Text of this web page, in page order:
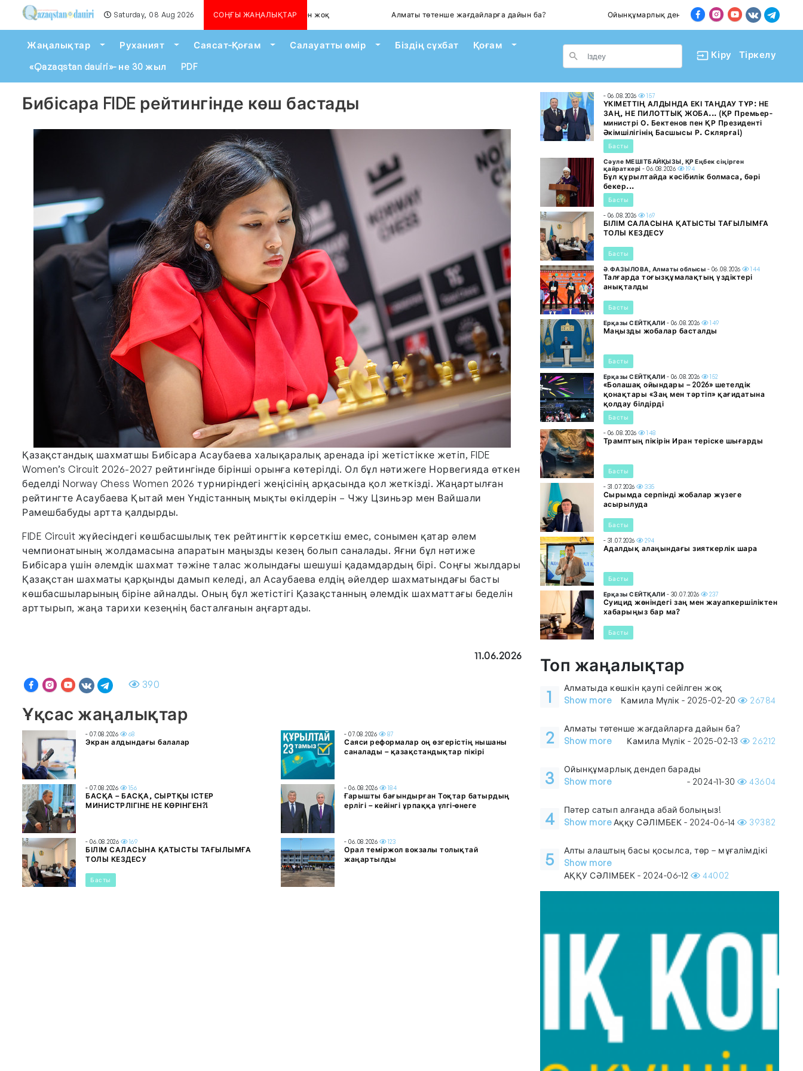
Saturday, 08 Aug 2026 СОҢҒЫ ЖАҢАЛЫҚТАР
Алматыда көшкін қаупі сейілген жоқ Алматы төтенше жағдайларға дайын ба? Ойынқұмарлық дендеп барады Пәтер
Жаңалықтар Toggle Dropdown
Руханият Toggle Dropdown
Саясат-Қоғам Toggle Dropdown
Салауатты өмір Toggle Dropdown
Біздің сұхбат Қоғам
Toggle Dropdown
«Qazaqstan dauiri»- не 30 жыл
PDF
Кіру Тіркелу
Бибісара FIDE рейтингінде көш бастады
Қазақстандық шахматшы Бибісара Асаубаева халықаралық аренада ірі жетістікке жетіп, FIDE
Women’s Circuit 2026-2027 рейтингінде бірінші орынға көтерілді. Ол бұл нәтижеге Норвегияда өткен
беделді Norway Chess Women 2026 турниріндегі жеңісінің арқасында қол жеткізді. Жаңартылған
рейтингте Асаубаева Қытай мен Үндістанның мықты өкілдерін – Чжу Цзиньэр мен Вайшали
Рамешбабуды артта қалдырды.
FIDE Circuit жүйесіндегі көшбасшылық тек рейтингтік көрсеткіш емес, сонымен қатар әлем
чемпионатының жолдамасына апаратын маңызды кезең болып саналады. Яғни бұл нәтиже
Бибісара үшін әлемдік шахмат тәжіне талас жолындағы шешуші қадамдардың бірі. Соңғы жылдары
Қазақстан шахматы қарқынды дамып келеді, ал Асаубаева елдің әйелдер шахматындағы басты
көшбасшыларының біріне айналды. Оның бұл жетістігі Қазақстанның әлемдік шахматтағы беделін
арттырып, жаңа тарихи кезеңнің басталғанын аңғартады.
11.06.2026
390
Ұқсас жаңалықтар
- 07.08.2026 68
Экран алдындағы балалар
- 07.08.2026 87
Саяси реформалар оң өзгерістің нышаны
саналады – қазақстандықтар пікірі
- 07.08.2026 156
БАСҚА – БАСҚА, СЫРТҚЫ ІСТЕР
МИНИСТРЛІГІНЕ НЕ КӨРІНГЕН?!
- 06.08.2026 184
Ғарышты бағындырған Тоқтар батырдың
ерлігі – кейінгі ұрпаққа үлгі-өнеге
- 06.08.2026 169
БІЛІМ САЛАСЫНА ҚАТЫСТЫ ТАҒЫЛЫМҒА
ТОЛЫ КЕЗДЕСУ
Басты
- 06.08.2026 123
Орал теміржол вокзалы толықтай
жаңартылды
- 06.08.2026 157
ҮКІМЕТТІҢ АЛДЫНДА ЕКІ ТАҢДАУ ТҰР: НЕ
ЗАҢ, НЕ ПИЛОТТЫҚ ЖОБА... (ҚР Премьер-
министрі О. Бектенов пен ҚР Президенті
Әкімшілігінің Басшысы Р. Склярға!)
Басты
Сәуле МЕШІТБАЙҚЫЗЫ, ҚР Еңбек сіңірген
қайраткері - 06.08.2026 194
Бұл құрылтайда кәсібилік болмаса, бәрі
бекер...
Басты
- 06.08.2026 169
БІЛІМ САЛАСЫНА ҚАТЫСТЫ ТАҒЫЛЫМҒА
ТОЛЫ КЕЗДЕСУ
Басты
Ә.ФАЗЫЛОВА, Алматы облысы - 06.08.2026 144
Талғарда тоғызқұмалақтың үздіктері
анықталды
Басты
Ерқазы СЕЙТҚАЛИ - 06.08.2026 149
Маңызды жобалар басталды
Басты
Ерқазы СЕЙТҚАЛИ - 06.08.2026 152
«Болашақ ойындары – 2026» шетелдік
қонақтары «Заң мен тәртіп» қағидатына
қолдау білдірді
Басты
- 06.08.2026 148
Трамптың пікірін Иран теріске шығарды
Басты
- 31.07.2026 335
Сырымда серпінді жобалар жүзеге
асырылуда
Басты
- 31.07.2026 294
Адалдық алаңындағы зияткерлік шара
Басты
Ерқазы СЕЙТҚАЛИ - 30.07.2026 237
Суицид жөніндегі заң мен жауапкершіліктен
хабарыңыз бар ма?
Басты
Топ жаңалықтар
1
Алматыда көшкін қаупі сейілген жоқ
Show more
Камила Мүлік - 2025-02-20 26784
2
Алматы төтенше жағдайларға дайын ба?
Show more
Камила Мүлік - 2025-02-13 26212
3
Ойынқұмарлық дендеп барады
Show more
- 2024-11-30 43604
4
Пәтер сатып алғанда абай болыңыз!
Show moreАққу СӘЛІМБЕК - 2024-06-14 39382
5
Алты алаштың басы қосылса, төр – мұғалімдікі
Show more
АҚҚУ СӘЛІМБЕК - 2024-06-12
44002